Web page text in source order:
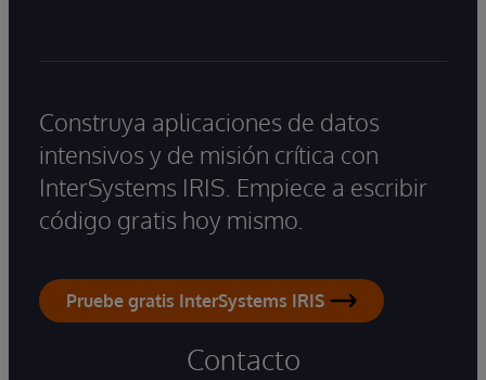
Construya aplicaciones de datos
intensivos y de misión crítica con
InterSystems IRIS. Empiece a escribir
código gratis hoy mismo.
Pruebe gratis InterSystems IRIS
Contacto